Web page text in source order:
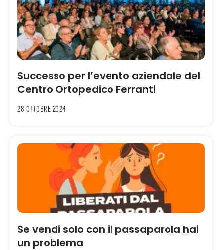
Successo per l’evento aziendale del
Centro Ortopedico Ferranti
28 Ottobre 2024
Se vendi solo con il passaparola hai
un problema